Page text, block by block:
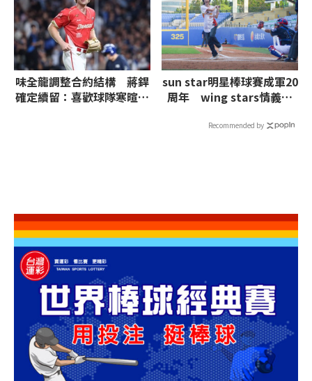
味全龍調整合約結構 蔣銲
確定續留：喜歡球隊寒暄開
sun star明星棒球賽成軍20
周年 wing stars情義應
Recommended by